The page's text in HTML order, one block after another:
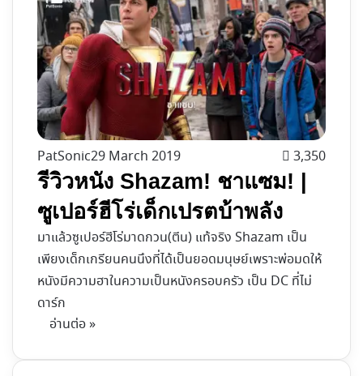
PatSonic29 March 2019 3,350
รีวิวหนัง Shazam! ชาแซม! |
ซูเปอร์ฮีโร่เด็กเปรตบ้าพลัง
มาแล้วซูเปอร์ฮีโร่มาดกวน(ตีน) แท้จริง Shazam เป็น
เพียงเด็กเกรียนคนนึงที่ได้เป็นยอดมนุษย์เพราะพ่อมดให้
หนังมีความฮาในความเป็นหนังครอบครัว เป็น DC ที่ไม่
ดาร์ก
อ่านต่อ »